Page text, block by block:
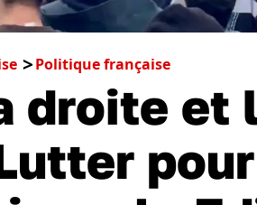
Politique française
droite et